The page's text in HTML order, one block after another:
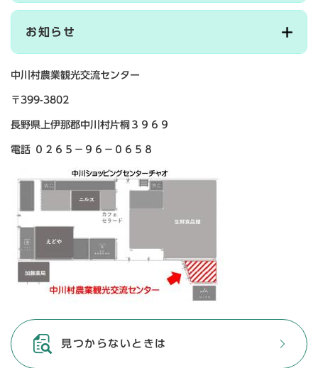
お知らせ
中川村農業観光交流センター
〒399-3802
長野県上伊那郡中川村片桐３９６９
電話 ０２６５－９６－０６５８
見つからないときは